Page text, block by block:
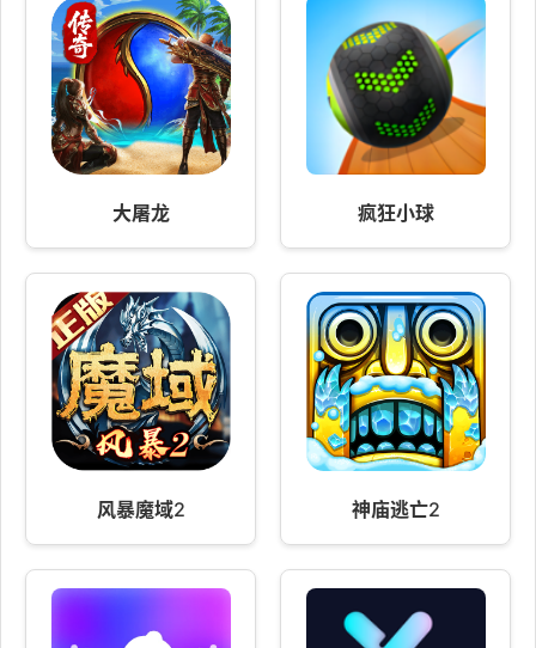
大屠龙 疯狂小球
风暴魔域2 神庙逃亡2